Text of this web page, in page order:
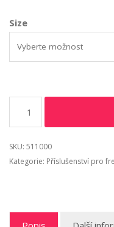
Size
SKU: 511000
Kategorie: Příslušenství pro